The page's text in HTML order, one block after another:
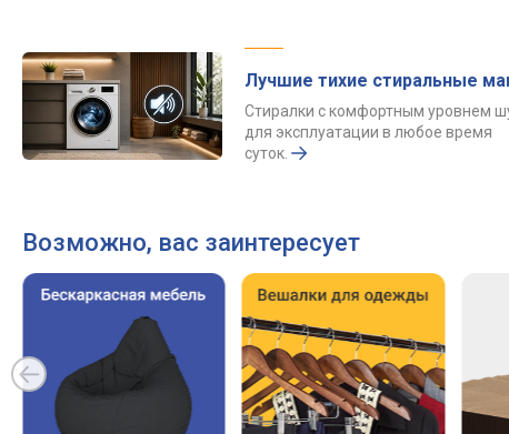
Лучшие тихие стиральные
Стиралки с комфортным уровнем
для эксплуатации в любое время
суток.
Возможно, вас заинтересует